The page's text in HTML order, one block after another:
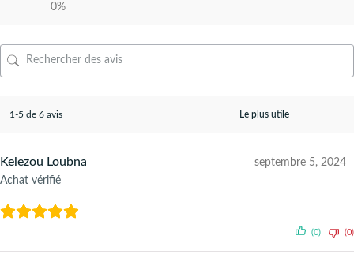
0%
1-5 de 6 avis
Kelezou Loubna
Achat vérifié
septembre 5, 2024
(0) (0)